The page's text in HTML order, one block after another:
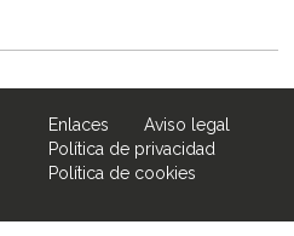
Enlaces
Aviso legal
Política de privacidad
Política de cookies